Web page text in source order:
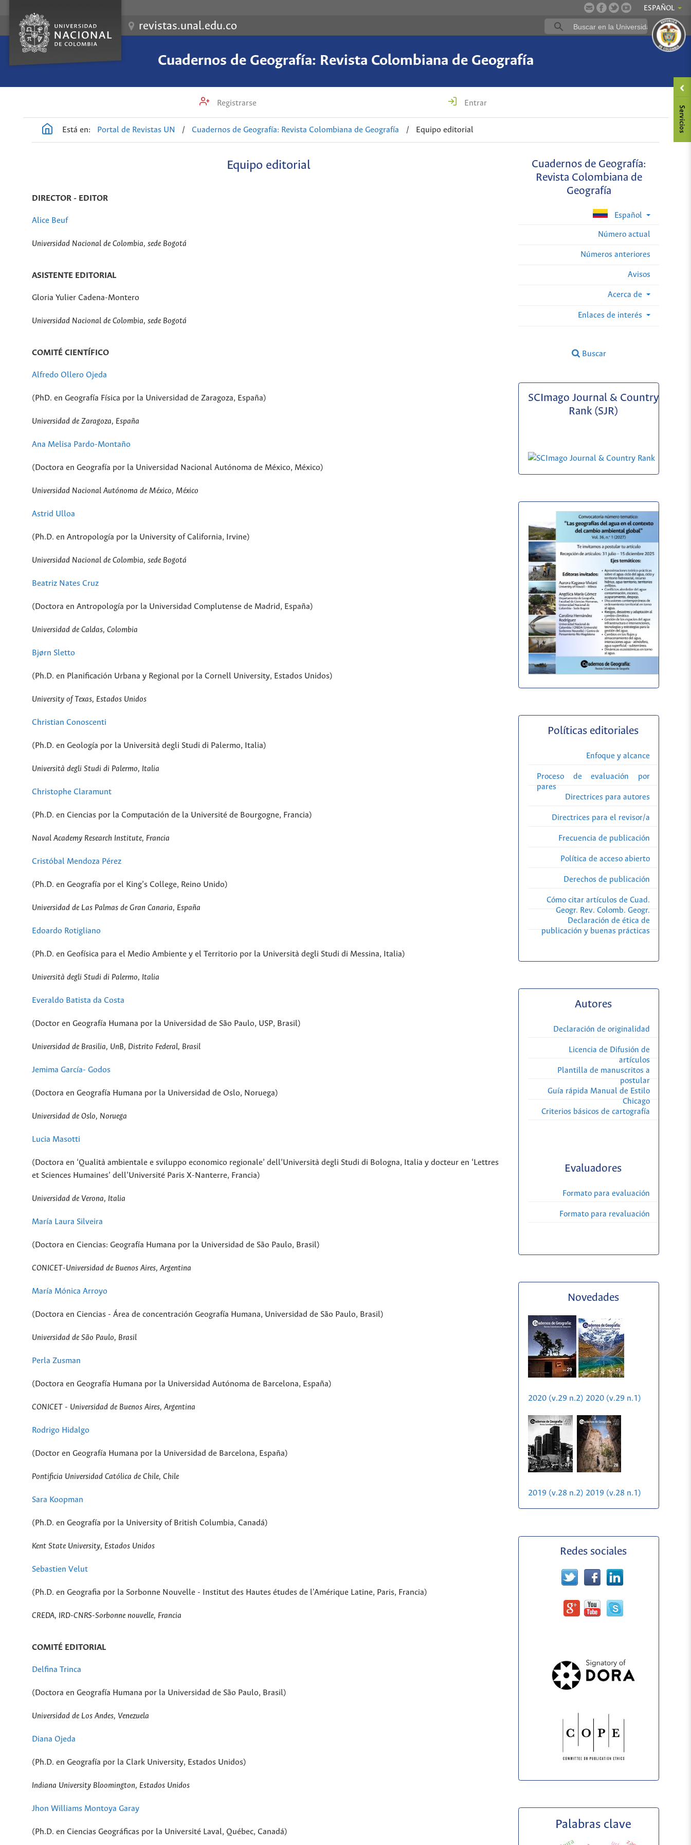
ESPAÑOL
revistas.unal.edu.co
Cuadernos de Geografía: Revista Colombiana de Geografía
Registrarse Entrar
Está en: Portal de Revistas UN / Cuadernos de Geografía: Revista Colombiana de Geografía / Equipo editorial
Cuadernos de Geografía:
Revista Colombiana de
Geografía
Español
Número actual
Números anteriores
Avisos
Acerca de
Enlaces de interés
Buscar
Equipo editorial
DIRECTOR - EDITOR
Alice Beuf
Universidad Nacional de Colombia, sede Bogotá
ASISTENTE EDITORIAL
Gloria Yulier Cadena-Montero
Universidad Nacional de Colombia, sede Bogotá
COMITÉ CIENTÍFICO
Alfredo Ollero Ojeda
(PhD. en Geografía Física por la Universidad de Zaragoza, España)
Universidad de Zaragoza, España
Ana Melisa Pardo-Montaño
(Doctora en Geografía por la Universidad Nacional Autónoma de México, México)
Universidad Nacional Autónoma de México, México
Astrid Ulloa
(Ph.D. en Antropología por la University of California, Irvine)
Universidad Nacional de Colombia, sede Bogotá
Beatriz Nates Cruz
(Doctora en Antropología por la Universidad Complutense de Madrid, España)
Universidad de Caldas, Colombia
Bjørn Sletto
(Ph.D. en Planificación Urbana y Regional por la Cornell University, Estados Unidos)
University of Texas, Estados Unidos
Christian Conoscenti
(Ph.D. en Geología por la Università degli Studi di Palermo, Italia)
Università degli Studi di Palermo, Italia
Christophe Claramunt
(Ph.D. en Ciencias por la Computación de la Université de Bourgogne, Francia)
Naval Academy Research Institute, Francia
Cristóbal Mendoza Pérez
(Ph.D. en Geografía por el King’s College, Reino Unido)
Universidad de Las Palmas de Gran Canaria, España
Edoardo Rotigliano
(Ph.D. en Geofísica para el Medio Ambiente y el Territorio por la Università degli Studi di Messina, Italia)
Università degli Studi di Palermo, Italia
Everaldo Batista da Costa
(Doctor en Geografía Humana por la Universidad de São Paulo, USP, Brasil)
Universidad de Brasilia, UnB, Distrito Federal, Brasil
Jemima García- Godos
(Doctora en Geografía Humana por la Universidad de Oslo, Noruega)
Universidad de Oslo, Noruega
Lucia Masotti
(Doctora en ‘Qualità ambientale e sviluppo economico regionale’ dell’Università degli Studi di Bologna, Italia y docteur en ‘Lettres
et Sciences Humaines’ dell’Université Paris X-Nanterre, Francia)
Universidad de Verona, Italia
María Laura Silveira
(Doctora en Ciencias: Geografía Humana por la Universidad de São Paulo, Brasil)
CONICET-Universidad de Buenos Aires, Argentina
María Mónica Arroyo
(Doctora en Ciencias - Área de concentración Geografía Humana, Universidad de São Paulo, Brasil)
Universidad de São Paulo, Brasil
Perla Zusman
(Doctora en Geografía Humana por la Universidad Autónoma de Barcelona, España)
CONICET - Universidad de Buenos Aires, Argentina
Rodrigo Hidalgo
(Doctor en Geografía Humana por la Universidad de Barcelona, España)
Pontificia Universidad Católica de Chile, Chile
Sara Koopman
(Ph.D. en Geografía por la University of British Columbia, Canadá)
Kent State University, Estados Unidos
Sebastien Velut
(Ph.D. en Geografia por la Sorbonne Nouvelle - Institut des Hautes études de l'Amérique Latine, Paris, Francia)
CREDA, IRD-CNRS-Sorbonne nouvelle, Francia
COMITÉ EDITORIAL
Delfina Trinca
(Doctora en Geografía Humana por la Universidad de São Paulo, Brasil)
Universidad de Los Andes, Venezuela
Diana Ojeda
(Ph.D. en Geografía por la Clark University, Estados Unidos)
Indiana University Bloomington, Estados Unidos
Jhon Williams Montoya Garay
(Ph.D. en Ciencias Geográficas por la Université Laval, Québec, Canadá)
SCImago Journal & Country
Rank (SJR)
Políticas editoriales
Enfoque y alcance
Proceso de evaluación por
pares
Directrices para autores
Directrices para el revisor/a
Frecuencia de publicación
Política de acceso abierto
Derechos de publicación
Cómo citar artículos de Cuad.
Geogr. Rev. Colomb. Geogr.
Declaración de ética de
publicación y buenas prácticas
Autores
Declaración de originalidad
Licencia de Difusión de
artículos
Plantilla de manuscritos a
postular
Guía rápida Manual de Estilo
Chicago
Criterios básicos de cartografía
Evaluadores
Formato para evaluación
Formato para revaluación
Novedades
2020 (v.29 n.2) 2020 (v.29 n.1)
2019 (v.28 n.2) 2019 (v.28 n.1)
Redes sociales
Palabras clave